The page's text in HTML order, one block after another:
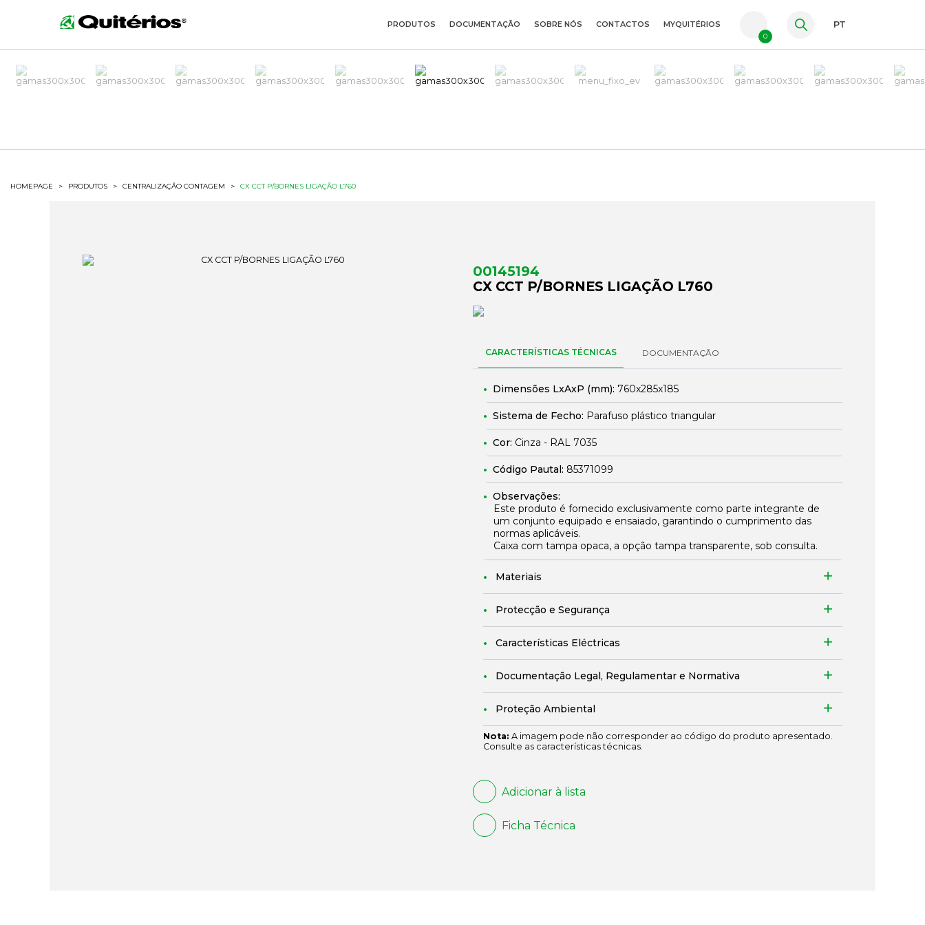
ES
PRODUTOS DOCUMENTAÇÃO SOBRE NÓS CONTACTOS MYQUITÉRIOS
0
PT
HOMEPAGE > PRODUTOS > CENTRALIZAÇÃO CONTAGEM > CX CCT P/BORNES LIGAÇÃO L760
00145194
CX CCT P/BORNES LIGAÇÃO L760
CARACTERÍSTICAS TÉCNICAS DOCUMENTAÇÃO
Dimensões LxAxP (mm): 760x285x185
Sistema de Fecho: Parafuso plástico triangular
Cor: Cinza - RAL 7035
Código Pautal: 85371099
Observações:
Este produto é fornecido exclusivamente como parte integrante de
um conjunto equipado e ensaiado, garantindo o cumprimento das
normas aplicáveis.
Caixa com tampa opaca, a opção tampa transparente, sob consulta.
Materiais
Protecção e Segurança
Características Eléctricas
Documentação Legal, Regulamentar e Normativa
Proteção Ambiental
Nota: A imagem pode não corresponder ao código do produto apresentado.
Consulte as características técnicas.
Adicionar à lista
Ficha Técnica